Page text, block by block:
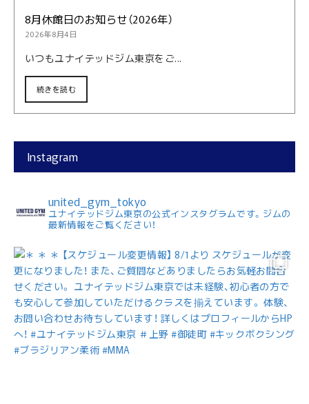
8月休館日のお知らせ（2026年）
2026年8月4日
いつもユナイテッドジム東京をご...
続きを読む
Instagram
united_gym_tokyo
ユナイテッドジム東京の公式インスタグラムです。ジムの
最新情報をご覧ください！